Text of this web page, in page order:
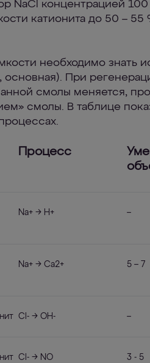
NaCl концентрацией
катионита до 50 – 55
необходимо знать
основная). При
смолы меняется,
смолы. В таблице
Процесс
Na+ → H+ –
Na+ → Ca2+ 5 – 7
Cl- → OH- –
Cl- → NO 3 - 5